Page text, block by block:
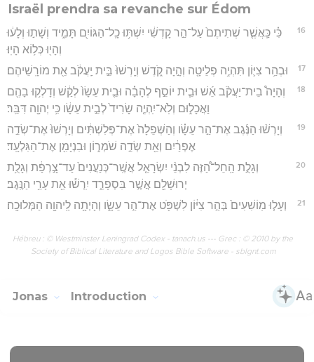
Israël prendra sa revanche sur Édom
16
כִּ֗י כַּֽאֲשֶׁ֤ר שְׁתִיתֶם֙ עַל־הַ֣ר קָדְשִׁ֔י יִשְׁתּ֥וּ כָֽל־הַגּוֹיִ֖ם תָּמִ֑יד וְשָׁת֣וּ וְלָע֔וּ
וְהָי֖וּ כְּל֥וֹא הָיֽוּ׃
17 וּבְהַ֥ר צִיּ֛וֹן תִּהְיֶ֥ה פְלֵיטָ֖ה וְהָ֣יָה קֹ֑דֶשׁ וְיָֽרְשׁוּ֙ בֵּ֣ית יַֽעֲקֹ֔ב אֵ֖ת מוֹרָֽשֵׁיהֶם׃
18
וְהָיָה֩ בֵית־יַעֲקֹ֨ב אֵ֜שׁ וּבֵ֧ית יוֹסֵ֣ף לֶהָבָ֗ה וּבֵ֤ית עֵשָׂו֙ לְקַ֔שׁ וְדָלְק֥וּ בָהֶ֖ם
וַאֲכָל֑וּם וְלֹֽא־יִֽהְיֶ֤ה שָׂרִיד֙ לְבֵ֣ית עֵשָׂ֔ו כִּ֥י יְהוָ֖ה דִּבֵּֽר׃
19
וְיָרְשׁ֨וּ הַנֶּ֜גֶב אֶת־הַ֣ר עֵשָׂ֗ו וְהַשְּׁפֵלָה֙ אֶת־פְּלִשְׁתִּ֔ים וְיָרְשׁוּ֙ אֶת־שְׂדֵ֣ה
אֶפְרַ֔יִם וְאֵ֖ת שְׂדֵ֣ה שֹׁמְר֑וֹן וּבִנְיָמִ֖ן אֶת־הַגִּלְעָֽד׃
20
וְגָלֻ֣ת הַֽחֵל־הַ֠זֶּה לִבְנֵ֨י יִשְׂרָאֵ֤ל אֲשֶֽׁר־כְּנַעֲנִים֙ עַד־צָ֣רְפַ֔ת וְגָלֻ֥ת
יְרוּשָׁלִַ֖ם אֲשֶׁ֣ר בִּסְפָרַ֑ד יִֽרְשׁ֕וּ אֵ֖ת עָרֵ֥י הַנֶּֽגֶב׃
21 וְעָל֤וּ מֽוֹשִׁעִים֙ בְּהַ֣ר צִיּ֔וֹן לִשְׁפֹּ֖ט אֶת־הַ֣ר עֵשָׂ֑ו וְהָיְתָ֥ה לַֽיהוָ֖ה הַמְּלוּכָֽה׃
Hébreu : © Westminster Leningrad Codex - tanach.us --- Grec : © 2010 by the
Society of Biblical Literature and Logos Bible Software - sblgnt.com
Jonas Introduction